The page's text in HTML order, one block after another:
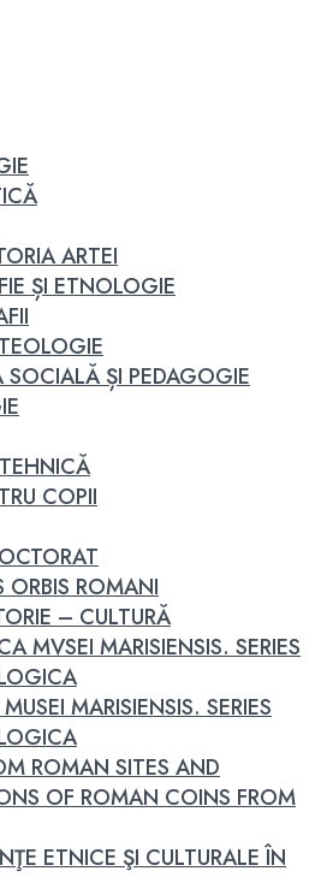
ARTEI
ȘI ETNOLOGIE
SOCIALĂ ȘI PEDAGOGIE
COPII
ORBIS ROMANI
– CULTURĂ
MVSEI MARISIENSIS. SERIES
MARISIENSIS. SERIES
ROMAN SITES AND
OF ROMAN COINS FROM
ETNICE ŞI CULTURALE ÎN